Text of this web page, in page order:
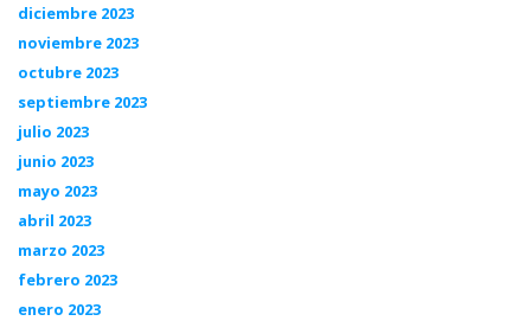
diciembre 2023
noviembre 2023
octubre 2023
septiembre 2023
julio 2023
junio 2023
mayo 2023
abril 2023
marzo 2023
febrero 2023
enero 2023